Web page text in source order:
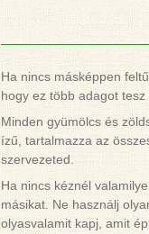
Ha nincs másképpen
hogy ez több adagot
Minden gyümölcs és
ízű, tartalmazza az
szervezeted.
Ha nincs kéznél
másikat. Ne használj
olyasvalamit kapj, amit